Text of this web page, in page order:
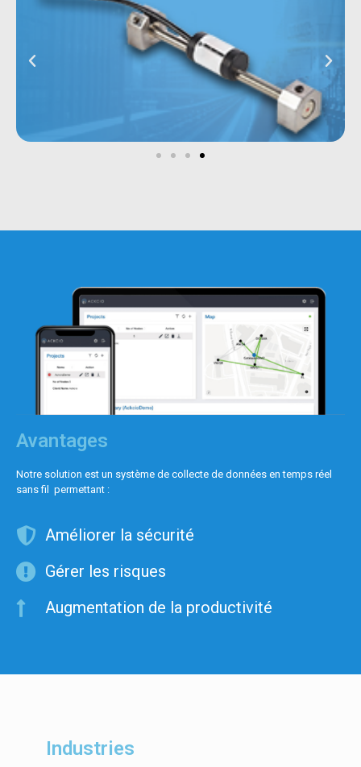
Avantages
Notre solution est un système de collecte de données en temps réel
sans fil permettant :
Améliorer la sécurité
Gérer les risques
Augmentation de la productivité
Industries